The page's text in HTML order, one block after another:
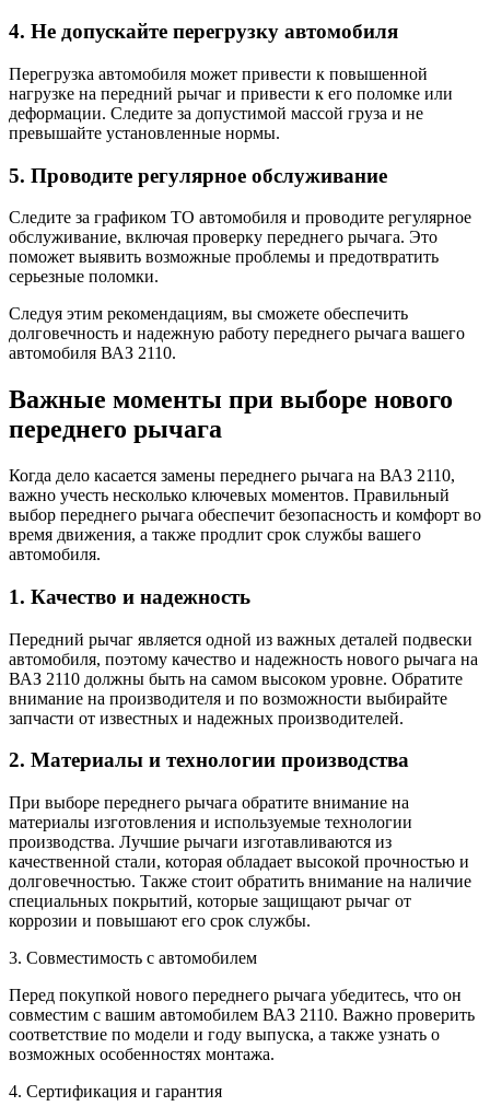
4. Не допускайте перегрузку автомобиля
Перегрузка автомобиля может привести к повышенной
нагрузке на передний рычаг и привести к его поломке или
деформации. Следите за допустимой массой груза и не
превышайте установленные нормы.
5. Проводите регулярное обслуживание
Следите за графиком ТО автомобиля и проводите регулярное
обслуживание, включая проверку переднего рычага. Это
поможет выявить возможные проблемы и предотвратить
серьезные поломки.
Следуя этим рекомендациям, вы сможете обеспечить
долговечность и надежную работу переднего рычага вашего
автомобиля ВАЗ 2110.
Важные моменты при выборе нового
переднего рычага
Когда дело касается замены переднего рычага на ВАЗ 2110,
важно учесть несколько ключевых моментов. Правильный
выбор переднего рычага обеспечит безопасность и комфорт во
время движения, а также продлит срок службы вашего
автомобиля.
1. Качество и надежность
Передний рычаг является одной из важных деталей подвески
автомобиля, поэтому качество и надежность нового рычага на
ВАЗ 2110 должны быть на самом высоком уровне. Обратите
внимание на производителя и по возможности выбирайте
запчасти от известных и надежных производителей.
2. Материалы и технологии производства
При выборе переднего рычага обратите внимание на
материалы изготовления и используемые технологии
производства. Лучшие рычаги изготавливаются из
качественной стали, которая обладает высокой прочностью и
долговечностью. Также стоит обратить внимание на наличие
специальных покрытий, которые защищают рычаг от
коррозии и повышают его срок службы.
3. Совместимость с автомобилем
Перед покупкой нового переднего рычага убедитесь, что он
совместим с вашим автомобилем ВАЗ 2110. Важно проверить
соответствие по модели и году выпуска, а также узнать о
возможных особенностях монтажа.
4. Сертификация и гарантия